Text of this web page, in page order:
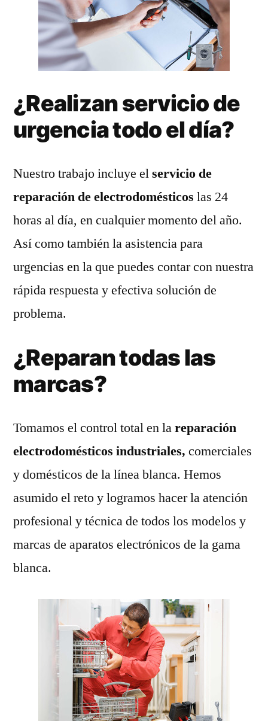
¿Realizan servicio de
urgencia todo el día?
Nuestro trabajo incluye elservicio de
reparación de electrodomésticos las 24
horas al día, en cualquier momento del año.
Así como también la asistencia para
urgencias en la que puedes contar con nuestra
rápida respuesta y efectiva solución de
problema.
¿Reparan todas las
marcas?
Tomamos el control total en lareparación
electrodomésticos industriales, comerciales
y domésticos de la línea blanca. Hemos
asumido el reto y logramos hacer la atención
profesional y técnica de todos los modelos y
marcas de aparatos electrónicos de la gama
blanca.